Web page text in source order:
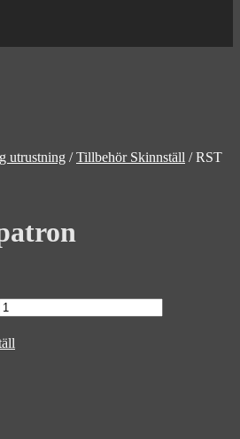
utrustning /Tillbehör Skinnställ /RST